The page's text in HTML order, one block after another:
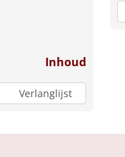
Inhoud
Verlanglijst